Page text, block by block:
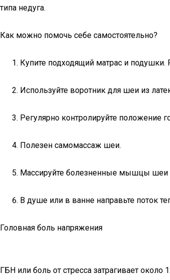
типа недуга.
Как можно помочь себе самостоятельно?
Купите подходящий матрас и
Используйте воротник для шеи из
Регулярно контролируйте положение
Полезен самомассаж шеи.
Массируйте болезненные мышцы шеи
В душе или в ванне направьте поток
Головная боль напряжения
ГБН или боль от стресса затрагивает